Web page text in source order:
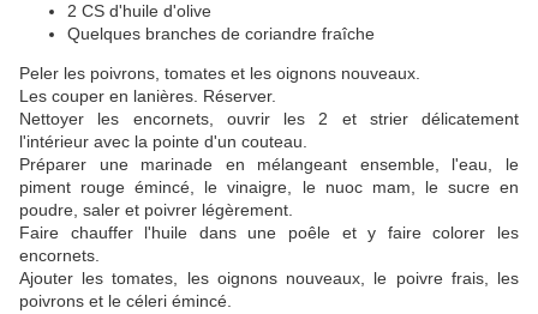
2 CS d'huile d'olive
Quelques branches de coriandre fraîche
Peler les poivrons, tomates et les oignons nouveaux.
Les couper en lanières. Réserver.
Nettoyer les encornets, ouvrir les 2 et strier délicatement
l'intérieur avec la pointe d'un couteau.
Préparer une marinade en mélangeant ensemble, l'eau, le
piment rouge émincé, le vinaigre, le nuoc mam, le sucre en
poudre, saler et poivrer légèrement.
Faire chauffer l'huile dans une poêle et y faire colorer les
encornets.
Ajouter les tomates, les oignons nouveaux, le poivre frais, les
poivrons et le céleri émincé.